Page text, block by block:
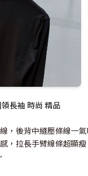
長袖 時尚 精品
，後背中縫壓條線一
，拉長手臂線條超顯